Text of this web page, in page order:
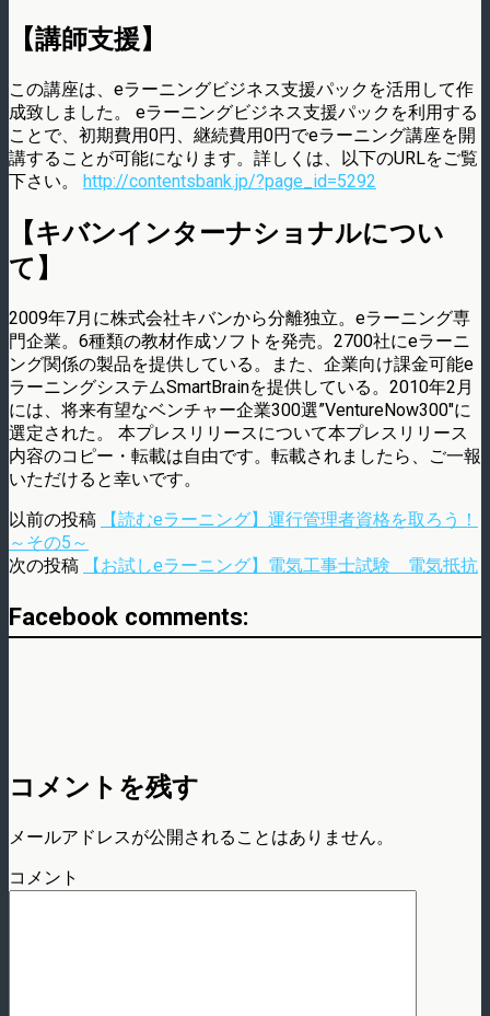
【講師支援】
この講座は、eラーニングビジネス支援パックを活用して作
成致しました。 eラーニングビジネス支援パックを利用する
ことで、初期費用0円、継続費用0円でeラーニング講座を開
講することが可能になります。詳しくは、以下のURLをご覧
下さい。
http://contentsbank.jp/?page_id=5292
【キバンインターナショナルについ
て】
2009年7月に株式会社キバンから分離独立。eラーニング専
門企業。6種類の教材作成ソフトを発売。2700社にeラーニ
ング関係の製品を提供している。また、企業向け課金可能e
ラーニングシステムSmartBrainを提供している。2010年2月
には、将来有望なベンチャー企業300選”VentureNow300″に
選定された。 本プレスリリースについて本プレスリリース
内容のコピー・転載は自由です。転載されましたら、ご一報
いただけると幸いです。
以前の投稿
【読むeラーニング】運行管理者資格を取ろう！
～その5～
次の投稿
【お試しeラーニング】電気工事士試験 電気抵抗
Facebook comments:
コメントを残す
メールアドレスが公開されることはありません。
コメント